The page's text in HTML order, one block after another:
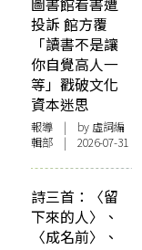
圖書館看書遭
投訴 館方覆
「讀書不是讓
你自覺高人一
等」戳破文化
資本迷思
報導 | by 虛詞編
輯部 | 2026-07-31
詩三首：〈留
下來的人〉、
〈成名前〉、